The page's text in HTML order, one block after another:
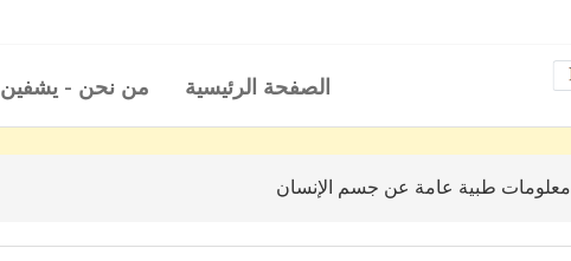
الصفحة الرئيسية من نحن - يشفين
معلومات طبية عامة عن جسم الإنسان